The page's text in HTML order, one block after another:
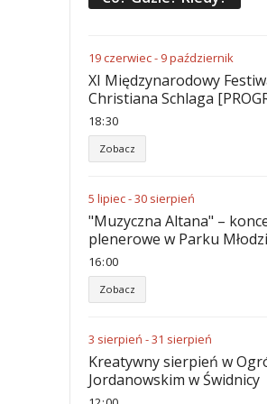
19czerwiec- 9październik
XI Międzynarodowy
Christiana Schlaga
18:30
Zobacz
5 lipiec-30 sierpień
"Muzyczna Altana" –
plenerowe w Parku
16:00
Zobacz
3 sierpień -31 sierpień
Kreatywny sierpień w
Jordanowskim w Świdnicy